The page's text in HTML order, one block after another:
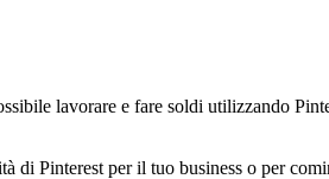
lavorare e fare soldi utilizzando
di Pinterest per il tuo business o per